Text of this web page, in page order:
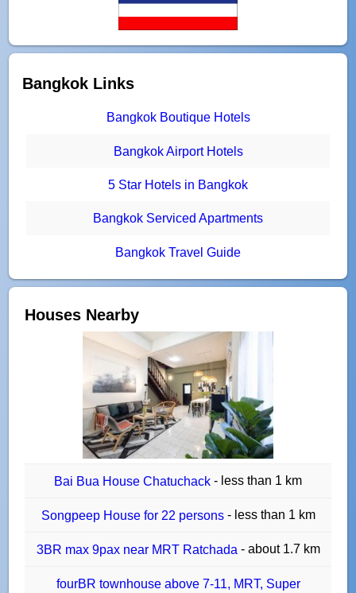
Bangkok Links
Bangkok Boutique Hotels
Bangkok Airport Hotels
5 Star Hotels in Bangkok
Bangkok Serviced Apartments
Bangkok Travel Guide
Houses Nearby
Bai Bua House Chatuchack - less than 1 km
Songpeep House for 22 persons - less than 1 km
3BR max 9pax near MRT Ratchada - about 1.7 km
fourBR townhouse above 7-11, MRT, Super